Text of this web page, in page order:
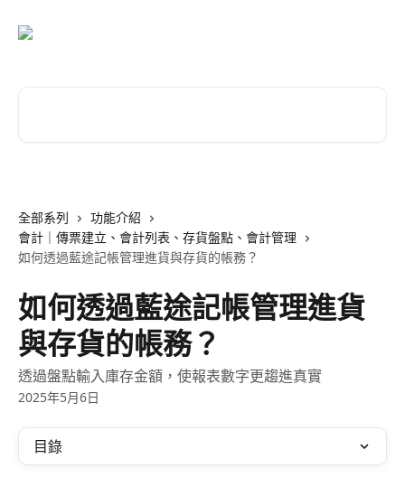
全部系列
功能介紹
會計｜傳票建立、會計列表、存貨盤點、會計管理
如何透過藍途記帳管理進貨與存貨的帳務？
如何透過藍途記帳管理進貨
與存貨的帳務？
透過盤點輸入庫存金額，使報表數字更趨進真實
2025年5月6日
目錄